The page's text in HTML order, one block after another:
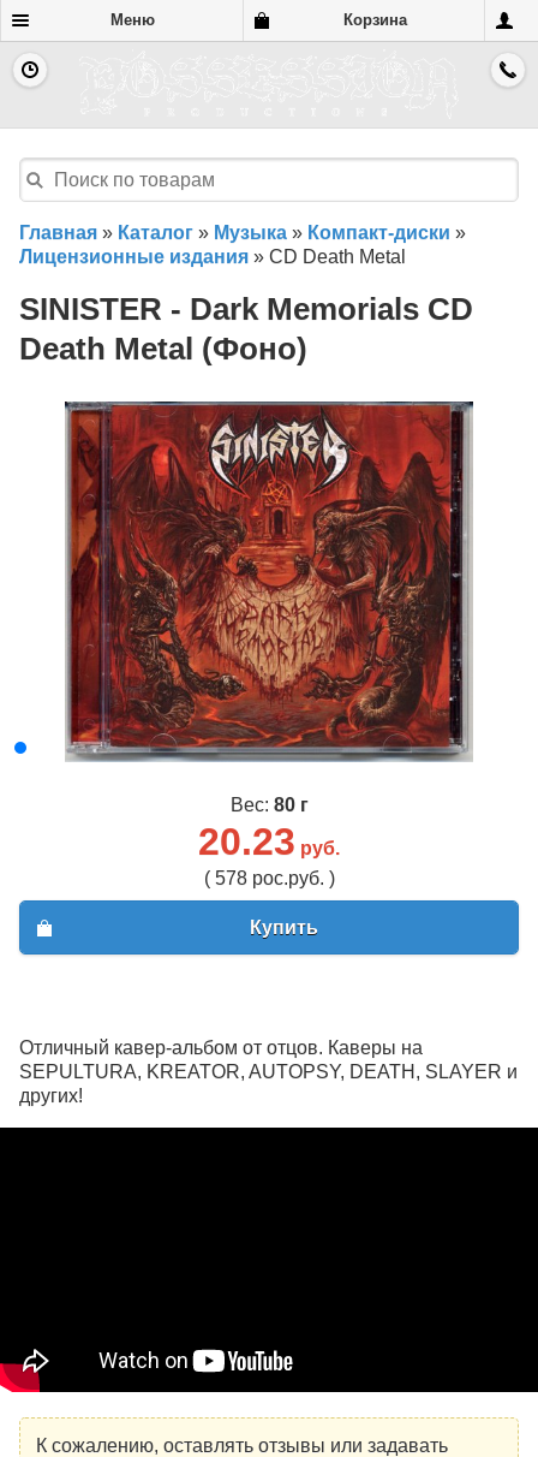
Меню Корзина
Главная » Каталог » Музыка » Компакт-диски »
Лицензионные издания » CD Death Metal
SINISTER - Dark Memorials CD
Death Metal (Фоно)
Вес: 80 г
20.23 руб.
( 578 рос.руб. )
Купить
Отличный кавер-альбом от отцов. Каверы на
SEPULTURA, KREATOR, AUTOPSY, DEATH, SLAYER и
других!
К сожалению, оставлять отзывы или задавать